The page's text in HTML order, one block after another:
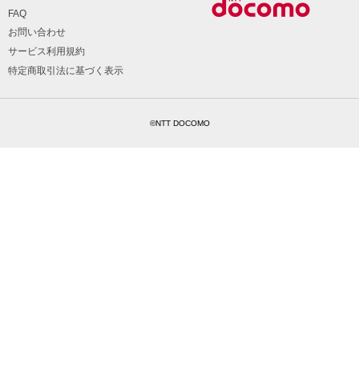
FAQ
お問い合わせ
サービス利用規約
特定商取引法に基づく表示
©NTT DOCOMO